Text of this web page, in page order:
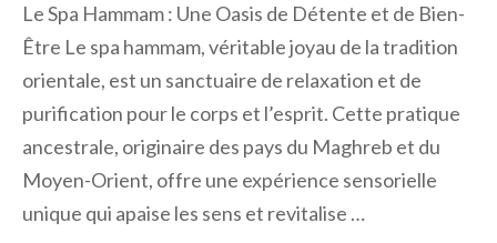
Le Spa Hammam : Une Oasis de Détente et de Bien-
Être Le spa hammam, véritable joyau de la tradition
orientale, est un sanctuaire de relaxation et de
purification pour le corps et l’esprit. Cette pratique
ancestrale, originaire des pays du Maghreb et du
Moyen-Orient, offre une expérience sensorielle
unique qui apaise les sens et revitalise …